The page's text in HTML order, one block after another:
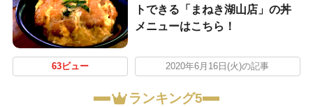
トできる「まねき湖山店」の丼
メニューはこちら！
63ビュー 2020年6月16日(火)の記事
ランキング5